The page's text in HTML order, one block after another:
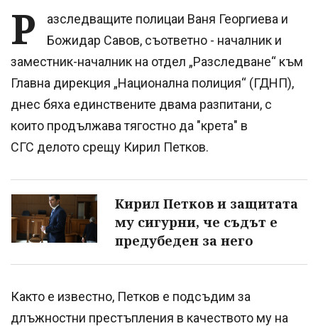
Р
азследващите полицаи Ваня Георгиева и
Божидар Савов, съответно - началник и
заместник-началник на отдел „Разследване“ към
Главна дирекция „Национална полиция“ (ГДНП),
днес бяха единствените двама разпитани, с
които продължава тягостно да "крета" в
СГС делото срещу Кирил Петков.
Кирил Петков и защитата
му сигурни, че съдът е
предубеден за него
Както е известно, Петков е подсъдим за
длъжностни престъпления в качеството му на